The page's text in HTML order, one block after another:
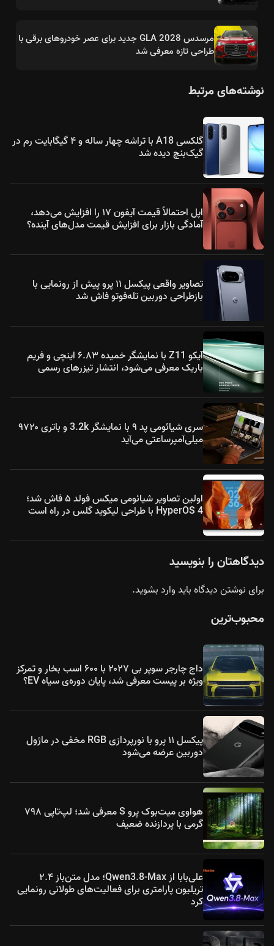
مرسدس GLA 2028 جدید برای عصر خودروهای برقی با
طراحی تازه معرفی شد
نوشته‌های مرتبط
گلکسی A18 با تراشه چهار ساله و ۴ گیگابایت رم در
گیک‌بنچ دیده شد
اپل احتمالاً قیمت آیفون ۱۷ را افزایش می‌دهد،
آمادگی بازار برای افزایش قیمت مدل‌های آینده؟
تصاویر واقعی پیکسل ۱۱ پرو پیش از رونمایی با
بازطراحی دوربین تله‌فوتو فاش شد
آیکو Z11 با نمایشگر خمیده ۶.۸۳ اینچی و فریم
باریک معرفی می‌شود، انتشار تیزرهای رسمی
سری شیائومی پد ۹ با نمایشگر 3.2k و باتری ۹۷۲۰
میلی‌آمپرساعتی می‌آید
اولین تصاویر شیائومی میکس فولد ۵ فاش شد؛
HyperOS 4 با طراحی لیکوید گلس در راه است
دیدگاهتان را بنویسید
برای نوشتن دیدگاه بایدوارد بشوید.
محبوب‌ترین
داج چارجر سوپر بی ۲۰۲۷ با ۶۰۰ اسب بخار و تمرکز
ویژه بر پیست معرفی شد، پایان دوره‌ی سیاه EV؟
پیکسل ۱۱ پرو با نورپردازی RGB مخفی در ماژول
دوربین عرضه می‌شود
هواوی میت‌بوک پرو S معرفی شد؛ لپ‌تاپی ۷۹۸
گرمی با پردازنده ضعیف
علی‌بابا از Qwen3.8-Max؛ مدل متن‌باز ۲.۴
تریلیون پارامتری برای فعالیت‌های طولانی رونمایی
کرد